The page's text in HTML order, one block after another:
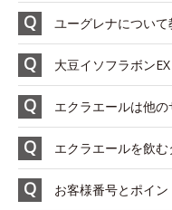
ユーグレナについて
大豆イソフラボン
エクラエールは他
エクラエールを飲む
お客様番号とポイ